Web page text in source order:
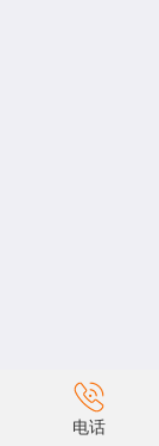
电话